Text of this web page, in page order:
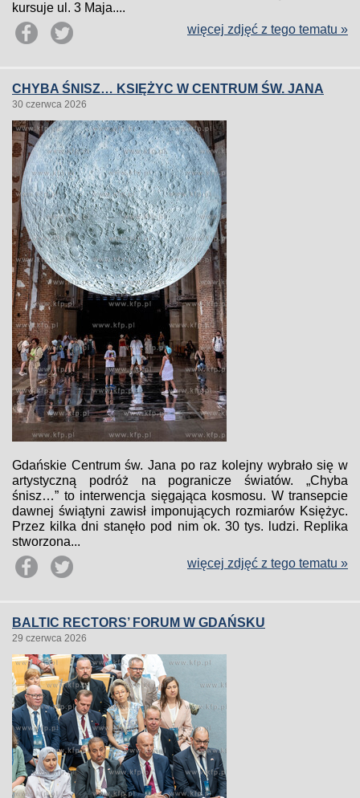
kursuje ul. 3 Maja....
więcej zdjęć z tego tematu »
CHYBA ŚNISZ… KSIĘŻYC W CENTRUM ŚW. JANA
30 czerwca 2026
Gdańskie Centrum św. Jana po raz kolejny wybrało się w
artystyczną podróż na pogranicze światów. „Chyba
śnisz…” to interwencja sięgająca kosmosu. W transepcie
dawnej świątyni zawisł imponujących rozmiarów Księżyc.
Przez kilka dni stanęło pod nim ok. 30 tys. ludzi. Replika
stworzona...
więcej zdjęć z tego tematu »
BALTIC RECTORS’ FORUM W GDAŃSKU
29 czerwca 2026